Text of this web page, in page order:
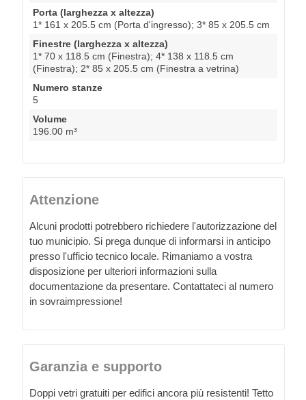
Porta (larghezza x altezza)
1* 161 x 205.5 cm (Porta d'ingresso); 3* 85 x 205.5 cm
Finestre (larghezza x altezza)
1* 70 x 118.5 cm (Finestra); 4* 138 x 118.5 cm
(Finestra); 2* 85 x 205.5 cm (Finestra a vetrina)
Numero stanze
5
Volume
196.00 m³
Attenzione
Alcuni prodotti potrebbero richiedere l'autorizzazione del
tuo municipio. Si prega dunque di informarsi in anticipo
presso l'ufficio tecnico locale. Rimaniamo a vostra
disposizione per ulteriori informazioni sulla
documentazione da presentare. Contattateci al numero
in sovraimpressione!
Garanzia e supporto
Doppi vetri gratuiti per edifici ancora più resistenti! Tetto